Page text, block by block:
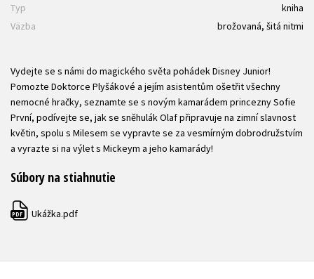
Typ
kniha
Väzba
brožovaná, šitá nitmi
Vydejte se s námi do magického světa pohádek Disney Junior!
Pomozte Doktorce Plyšákové a jejím asistentům ošetřit všechny
nemocné hračky, seznamte se s novým kamarádem princezny Sofie
První, podívejte se, jak se sněhulák Olaf připravuje na zimní slavnost
květin, spolu s Milesem se vypravte se za vesmírným dobrodružstvím
a vyrazte si na výlet s Mickeym a jeho kamarády!
Súbory na stiahnutie
PDF Ukážka.pdf